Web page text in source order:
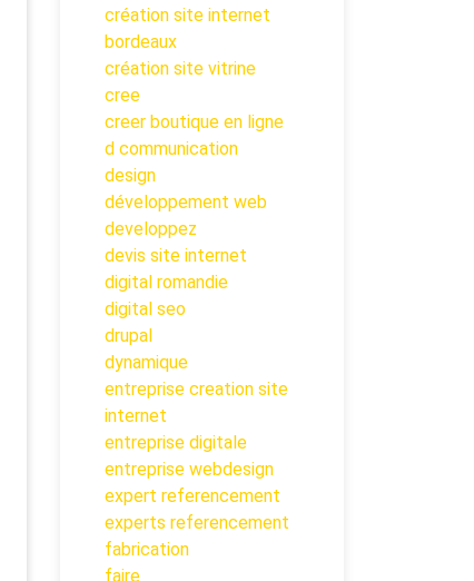
création site internet
bordeaux
création site vitrine
cree
creer boutique en ligne
d communication
design
développement web
developpez
devis site internet
digital romandie
digital seo
drupal
dynamique
entreprise creation site
internet
entreprise digitale
entreprise webdesign
expert referencement
experts referencement
fabrication
faire